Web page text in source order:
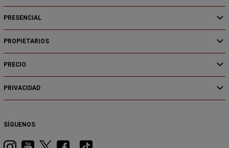
PRESENCIAL
PROPIETARIOS
PRECIO
PRIVACIDAD
SÍGUENOS